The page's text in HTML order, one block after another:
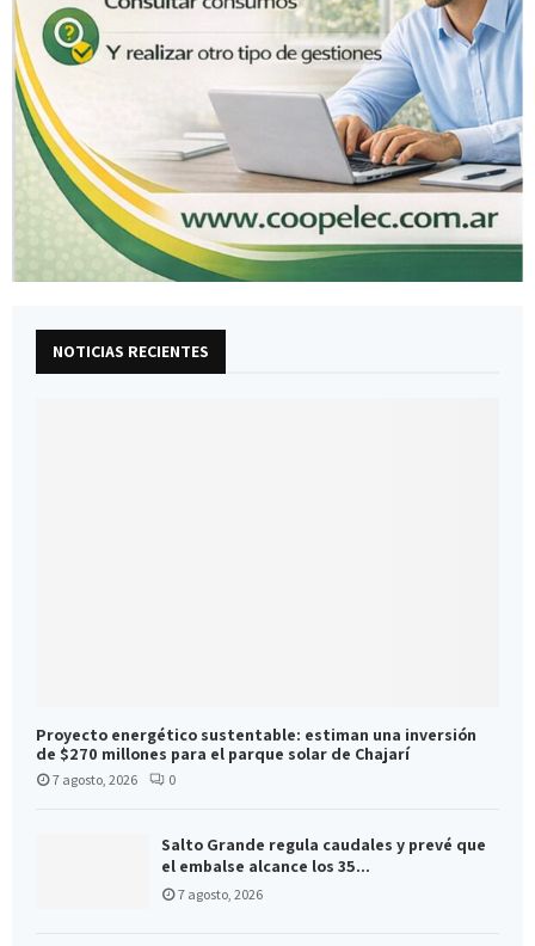
NOTICIAS RECIENTES
Proyecto energético sustentable: estiman una inversión
de $270 millones para el parque solar de Chajarí
7 agosto, 2026 0
Salto Grande regula caudales y prevé que
el embalse alcance los 35...
7 agosto, 2026